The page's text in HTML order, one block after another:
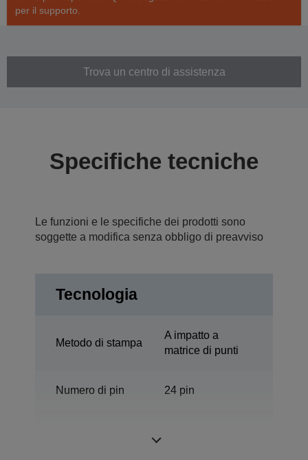
per il supporto.
Trova un centro di assistenza
Specifiche tecniche
Le funzioni e le specifiche dei prodotti sono
soggette a modifica senza obbligo di preavviso
Tecnologia
Metodo di stampa
A impatto a
matrice di punti
Numero di pin 24 pin